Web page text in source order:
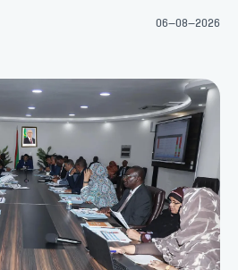
06-08-2026